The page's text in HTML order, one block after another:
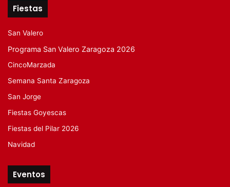
Fiestas
San Valero
Programa San Valero Zaragoza 2026
CincoMarzada
Semana Santa Zaragoza
San Jorge
Fiestas Goyescas
Fiestas del Pilar 2026
Navidad
Eventos